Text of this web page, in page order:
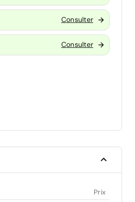
Consulter
Consulter
Prix